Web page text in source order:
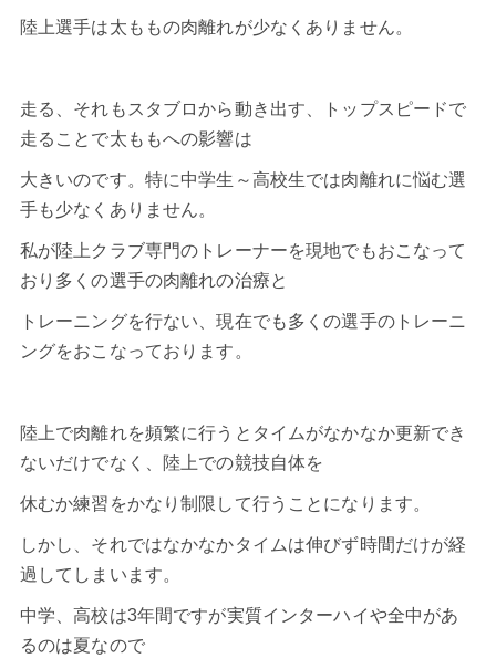
陸上選手は太ももの肉離れが少なくありません。
走る、それもスタブロから動き出す、トップスピードで
走ることで太ももへの影響は
大きいのです。特に中学生～高校生では肉離れに悩む選
手も少なくありません。
私が陸上クラブ専門のトレーナーを現地でもおこなって
おり多くの選手の肉離れの治療と
トレーニングを行ない、現在でも多くの選手のトレーニ
ングをおこなっております。
陸上で肉離れを頻繁に行うとタイムがなかなか更新でき
ないだけでなく、陸上での競技自体を
休むか練習をかなり制限して行うことになります。
しかし、それではなかなかタイムは伸びず時間だけが経
過してしまいます。
中学、高校は3年間ですが実質インターハイや全中があ
るのは夏なので